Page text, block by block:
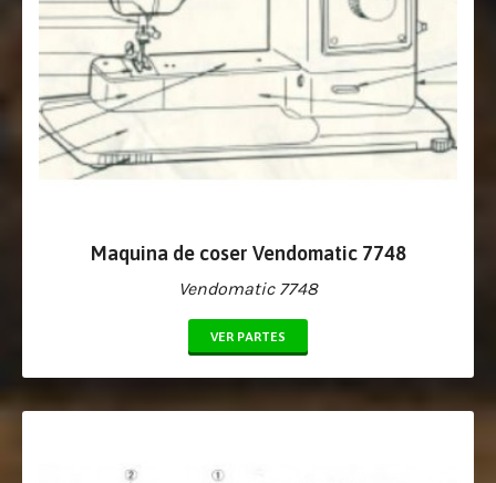
Maquina de coser Vendomatic 7748
Vendomatic 7748
VER PARTES